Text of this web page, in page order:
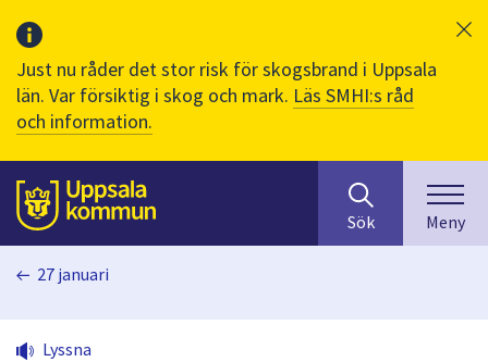
Just nu råder det stor risk för skogsbrand i Uppsala
län. Var försiktig i skog och mark. Läs SMHI:s råd
och information.
Till sidans
huvudinnehåll
efter
innehåll
på
Sök Meny
27 januari
Lyssna